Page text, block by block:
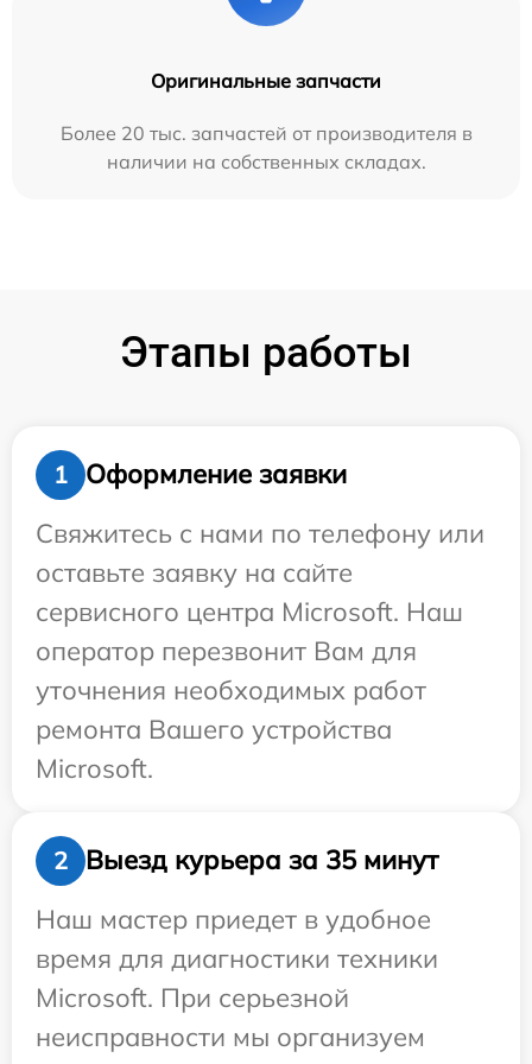
Оригинальные запчасти
Более 20 тыс. запчастей от производителя в
наличии на собственных складах.
Этапы работы
1
Оформление заявки
Свяжитесь с нами по телефону или
оставьте заявку на сайте
сервисного центра Microsoft. Наш
оператор перезвонит Вам для
уточнения необходимых работ
ремонта Вашего устройства
Microsoft.
2
Выезд курьера за 35 минут
Наш мастер приедет в удобное
время для диагностики техники
Microsoft. При серьезной
неисправности мы организуем